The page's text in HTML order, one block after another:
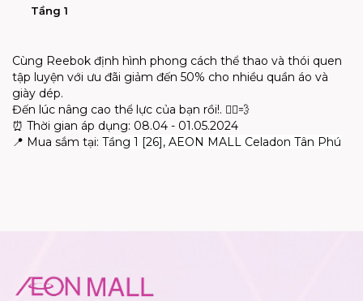
Tầng 1
Cùng Reebok định hình phong cách thể thao và thói quen
tập luyện với ưu đãi giảm đến 50% cho nhiều quần áo và
giày dép.
Đến lúc nâng cao thể lực của bạn rồi!. 🏃‍♂️💨
⏰ Thời gian áp dụng: 08.04 - 01.05.2024
📍 Mua sắm tại: Tầng 1 [26], AEON MALL Celadon Tân Phú